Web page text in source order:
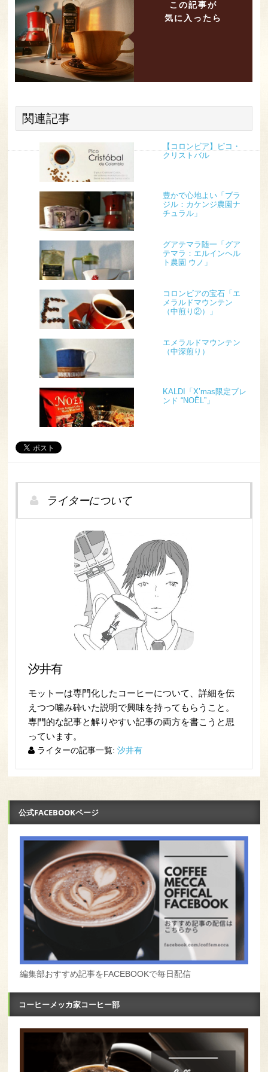
この記事が
気に入ったら
関連記事
【コロンビア】ピコ・
クリストバル
豊かで心地よい「ブラ
ジル：カケンジ農園ナ
チュラル」
グアテマラ随一「グア
テマラ：エルインヘル
ト農園 ウノ」
コロンビアの宝石「エ
メラルドマウンテン
（中煎り②）」
エメラルドマウンテン
（中深煎り）
KALDI「X’mas限定ブレ
ンド “NOËL”」
ライターについて
汐井有
モットーは専門化したコーヒーについて、詳細を伝
えつつ噛み砕いた説明で興味を持ってもらうこと。
専門的な記事と解りやすい記事の両方を書こうと思
っています。
ライターの記事一覧: 汐井有
公式FACEBOOKページ
編集部おすすめ記事をFACEBOOKで毎日配信
コーヒーメッカ家コーヒー部